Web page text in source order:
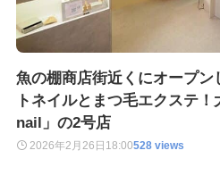
魚の棚商店街近くにオープ
トネイルとまつ毛エクステ
nail」の2号店
2026年2月26日 18:00528 views